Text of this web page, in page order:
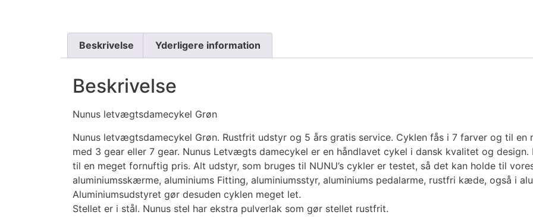
Beskrivelse Yderligere information
Beskrivelse
Nunus letvægtsdamecykel Grøn
Nunus letvægtsdamecykel Grøn. Rustfrit udstyr og 5 års gratis service. Cyklen fås i 7 farver og til
med 3 gear eller 7 gear. Nunus Letvægts damecykel er en håndlavet cykel i dansk kvalitet og
til en meget fornuftig pris. Alt udstyr, som bruges til NUNU’s cykler er testet, så det kan holde til
aluminiumsskærme, aluminiums Fitting, aluminiumsstyr, aluminiums pedalarme, rustfri kæde, også i
Aluminiumsudstyret gør desuden cyklen meget let.
Stellet er i stål. Nunus stel har ekstra pulverlak som gør stellet rustfrit.